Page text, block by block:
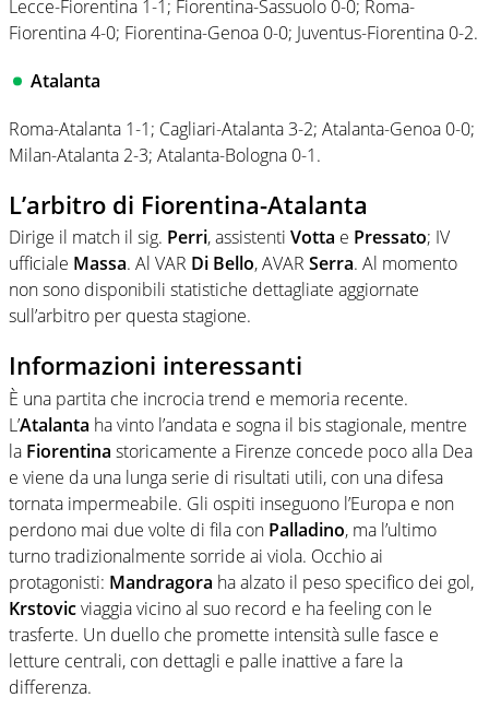
Lecce-Fiorentina 1-1; Fiorentina-Sassuolo 0-0; Roma-
Fiorentina 4-0; Fiorentina-Genoa 0-0; Juventus-Fiorentina 0-2.
Atalanta
Roma-Atalanta 1-1; Cagliari-Atalanta 3-2; Atalanta-Genoa 0-0;
Milan-Atalanta 2-3; Atalanta-Bologna 0-1.
L’arbitro di Fiorentina-Atalanta
Dirige il match il sig. Perri, assistenti Votta e Pressato; IV
ufficiale Massa. Al VAR Di Bello, AVAR Serra. Al momento
non sono disponibili statistiche dettagliate aggiornate
sull’arbitro per questa stagione.
Informazioni interessanti
È una partita che incrocia trend e memoria recente.
L’Atalanta ha vinto l’andata e sogna il bis stagionale, mentre
la Fiorentina storicamente a Firenze concede poco alla Dea
e viene da una lunga serie di risultati utili, con una difesa
tornata impermeabile. Gli ospiti inseguono l’Europa e non
perdono mai due volte di fila con Palladino, ma l’ultimo
turno tradizionalmente sorride ai viola. Occhio ai
protagonisti: Mandragora ha alzato il peso specifico dei gol,
Krstovicviaggia vicino al suo record e ha feeling con le
trasferte. Un duello che promette intensità sulle fasce e
letture centrali, con dettagli e palle inattive a fare la
differenza.